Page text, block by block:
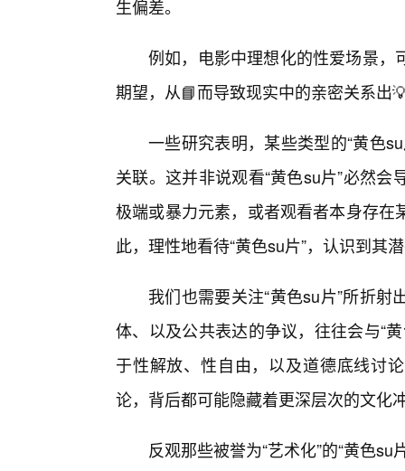
生偏差。
例如，电影中理想化的性爱场景，
期望，从📘而导致现实中的亲密关系出
一些研究表明，某些类型的“黄色
关联。这并非说观看“黄色su片”必然
极端或暴力元素，或者观看者本身存
此，理性地看待“黄色su片”，认识到其
我们也需要关注“黄色su片”所折
体、以及公共表达的争议，往往会与“
于性解放、性自由，以及道德底线讨
论，背后都可能隐藏着更深层次的文化
反观那些被誉为“艺术化”的“黄色